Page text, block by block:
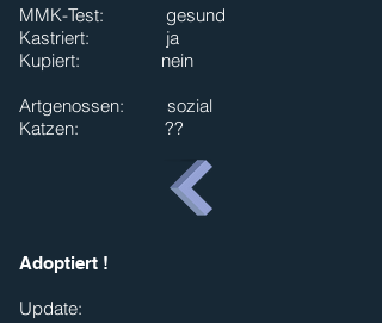
MMK-Test: gesund
Kastriert: ja
Kupiert: nein
Artgenossen: sozial
Katzen: ??
Adoptiert !
Update: